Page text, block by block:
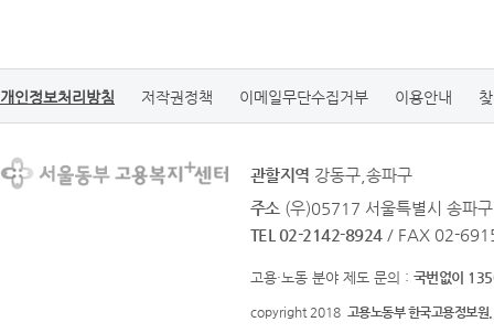
개인정보처리방침 저작권정책 이메일무단수집거부 이용안내
관할지역 강동구,송파구
주소 (우)05717 서울특별시 송파
TEL 02-2142-8924 / FAX 02-
고용·노동 분야 제도 문의 : 국번없이
copyright 2018 고용노동부 한국고용정보원.